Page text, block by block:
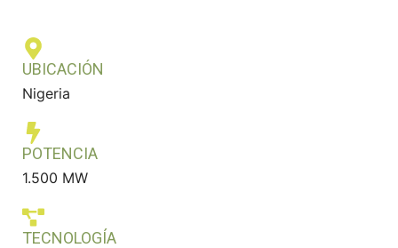
UBICACIÓN
Nigeria
POTENCIA
1.500 MW
TECNOLOGÍA